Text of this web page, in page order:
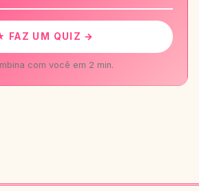
FAZ UM QUIZ →
com você em 2 min.